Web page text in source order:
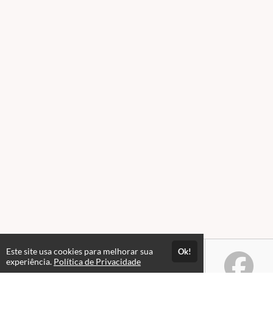
Este site usa cookies para melhorar sua
experiência. Política de Privacidade
Ok!